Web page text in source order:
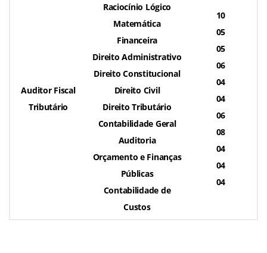
Auditor Fiscal
Tributário
Raciocínio Lógico
Matemática
Financeira
Direito Administrativo
Direito Constitucional
Direito Civil
Direito Tributário
Contabilidade Geral
Auditoria
Orçamento e Finanças
Públicas
Contabilidade de
Custos
10
05
05
06
04
04
06
08
04
04
04